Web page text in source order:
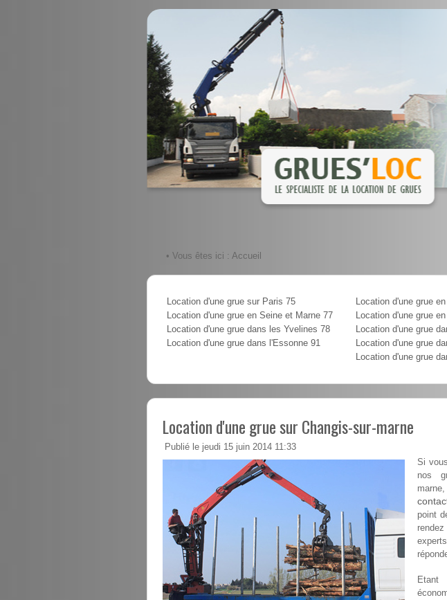
• Vous êtes ici : Accueil
Location d'une grue sur Paris 75
Location d'une grue en Seine et Marne 77
Location d'une grue dans les Yvelines 78
Location d'une grue dans l'Essonne 91
Location d'une grue
Location d'une grue
Location d'une grue
Location d'une grue
Location d'une grue
Location d'une grue sur Changis-sur-marne
Publié le jeudi 15 juin 2014 11:33
Si
nos
point